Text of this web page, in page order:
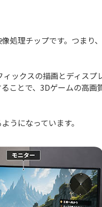
処理チップです。つまり
ックスの描画とディス
ことで、3Dゲームの高
うになっています。